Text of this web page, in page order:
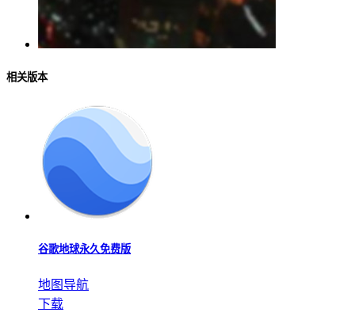
相关版本
谷歌地球永久免费版
地图导航
下载